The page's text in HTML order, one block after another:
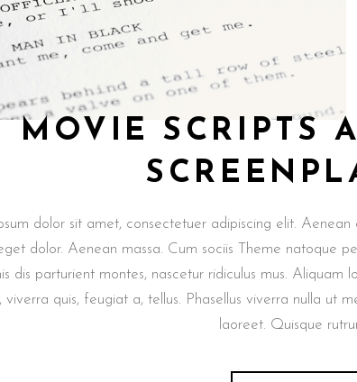
MOVIE SCRIPTS
dolor sit amet, consectetuer adipiscing elit. Aenean
dolor. Aenean massa. Cum sociis Theme natoque
dis parturient montes, nascetur ridiculus mus. Aliquam
viverra quis, feugiat a, tellus. Phasellus viverra nulla ut
laoreet. Quisque